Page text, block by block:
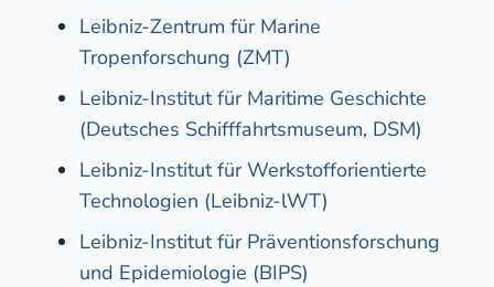
Leibniz-Zentrum für Marine
Tropenforschung (ZMT)
Leibniz-Institut für Maritime Geschichte
(Deutsches Schifffahrtsmuseum, DSM)
Leibniz-Institut für Werkstofforientierte
Technologien (Leibniz-lWT)
Leibniz-Institut für Präventionsforschung
und Epidemiologie (BIPS)